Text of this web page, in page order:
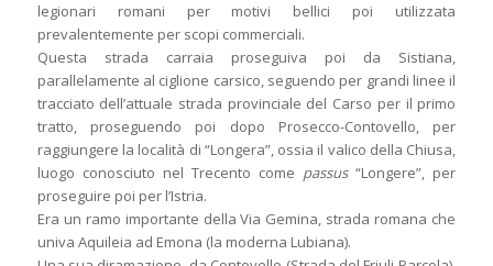
legionari romani per motivi bellici poi utilizzata
prevalentemente per scopi commerciali.
Questa strada carraia proseguiva poi da Sistiana,
parallelamente al ciglione carsico, seguendo per grandi linee il
tracciato dell’attuale strada provinciale del Carso per il primo
tratto, proseguendo poi dopo Prosecco-Contovello, per
raggiungere la località di “Longera”, ossia il valico della Chiusa,
luogo conosciuto nel Trecento come passus“Longere”, per
proseguire poi per l’Istria.
Era un ramo importante della Via Gemina, strada romana che
univa Aquileia ad Emona (la moderna Lubiana).